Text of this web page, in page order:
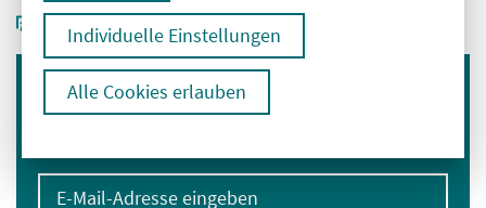
Individuelle Einstellungen
Alle Cookies erlauben
Immer informiert bleiben
E-Mail-Adresse eingeben